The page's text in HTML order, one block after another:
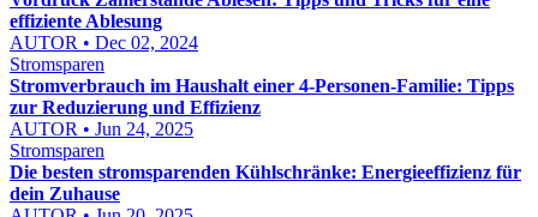
effiziente Ablesung
AUTOR • Dec 02, 2024
Stromsparen
Stromverbrauch im Haushalt einer 4-Personen-Familie: Tipps
zur Reduzierung und Effizienz
AUTOR • Jun 24, 2025
Stromsparen
Die besten stromsparenden Kühlschränke: Energieeffizienz für
dein Zuhause